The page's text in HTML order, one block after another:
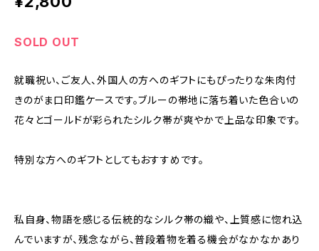
SOLD OUT
就職祝い、ご友人、外国人の方へのギフトにもぴったりな朱肉付
きのがま口印鑑ケースです。ブルーの帯地に落ち着いた色合いの
花々とゴールドが彩られたシルク帯が爽やかで上品な印象です。
特別な方へのギフトとしてもおすすめです。
私自身、物語を感じる伝統的なシルク帯の織や、上質感に惚れ込
んでいますが、残念ながら、普段着物を着る機会がなかなかあり